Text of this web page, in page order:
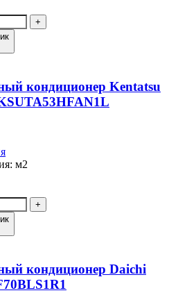
кондиционер Kentatsu
м2
кондиционер Daichi